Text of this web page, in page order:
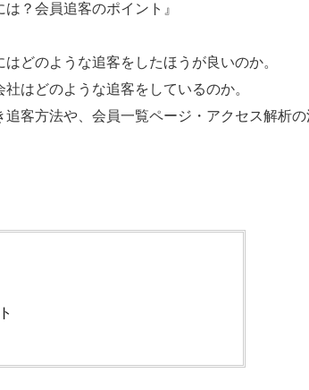
？会員追客のポイント』
どのような追客をしたほうが良いのか。
はどのような追客をしているのか。
客方法や、会員一覧ページ・アクセス解析